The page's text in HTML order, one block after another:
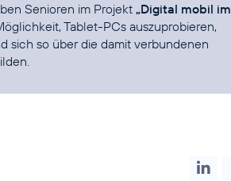
Senioren im Projekt „Digital mobil im
Tablet-PCs auszuprobieren,
sich so über die damit verbundenen